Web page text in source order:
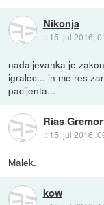
Nikonja
:: 15. jul 2016,
nadaljevanka je
igralec... in me res
pacijenta...
Rias
:: 15. jul 2016,
Malek.
kow